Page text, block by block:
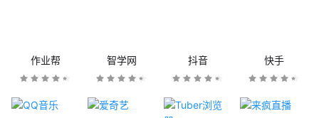
作业帮 智学网 抖音 快手